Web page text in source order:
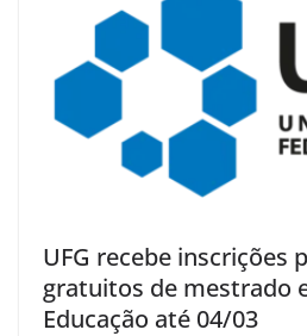
UFG recebe inscrições
gratuitos de mestrado
Educação até 04/03